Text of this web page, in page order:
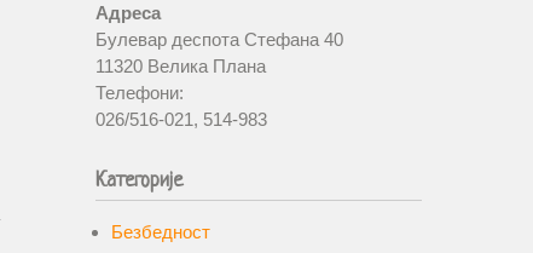
Адреса
Булевар деспота Стефана 40
11320 Велика Плана
Телефони:
026/516-021, 514-983
Категорије
Безбедност